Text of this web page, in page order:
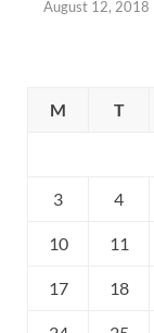
August 12, 2018
M
T
3 4
10 11
17 18